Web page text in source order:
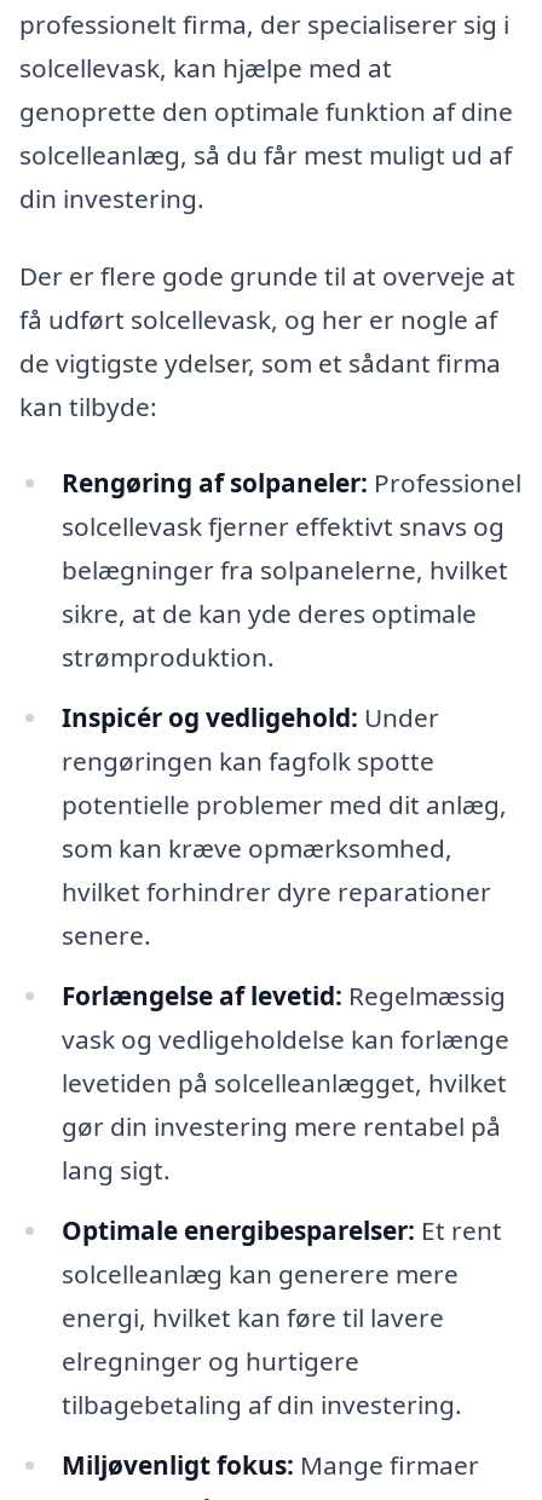
professionelt firma, der specialiserer sig i
solcellevask, kan hjælpe med at
genoprette den optimale funktion af dine
solcelleanlæg, så du får mest muligt ud af
din investering.
Der er flere gode grunde til at overveje at
få udført solcellevask, og her er nogle af
de vigtigste ydelser, som et sådant firma
kan tilbyde:
Rengøring af solpaneler: Professionel
solcellevask fjerner effektivt snavs og
belægninger fra solpanelerne, hvilket
sikre, at de kan yde deres optimale
strømproduktion.
Inspicér og vedligehold: Under
rengøringen kan fagfolk spotte
potentielle problemer med dit anlæg,
som kan kræve opmærksomhed,
hvilket forhindrer dyre reparationer
senere.
Forlængelse af levetid: Regelmæssig
vask og vedligeholdelse kan forlænge
levetiden på solcelleanlægget, hvilket
gør din investering mere rentabel på
lang sigt.
Optimale energibesparelser: Et rent
solcelleanlæg kan generere mere
energi, hvilket kan føre til lavere
elregninger og hurtigere
tilbagebetaling af din investering.
Miljøvenligt fokus: Mange firmaer